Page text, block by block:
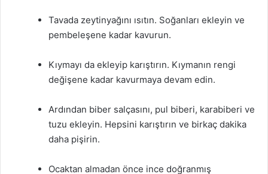
Tavada zeytinyağını ısıtın. Soğanları ekleyin ve
pembeleşene kadar kavurun.
Kıymayı da ekleyip karıştırın. Kıymanın rengi
değişene kadar kavurmaya devam edin.
Ardından biber salçasını, pul biberi, karabiberi ve
tuzu ekleyin. Hepsini karıştırın ve birkaç dakika
daha pişirin.
Ocaktan almadan önce ince doğranmış